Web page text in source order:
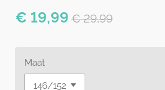
€ 19,99 € 29,99
Maat